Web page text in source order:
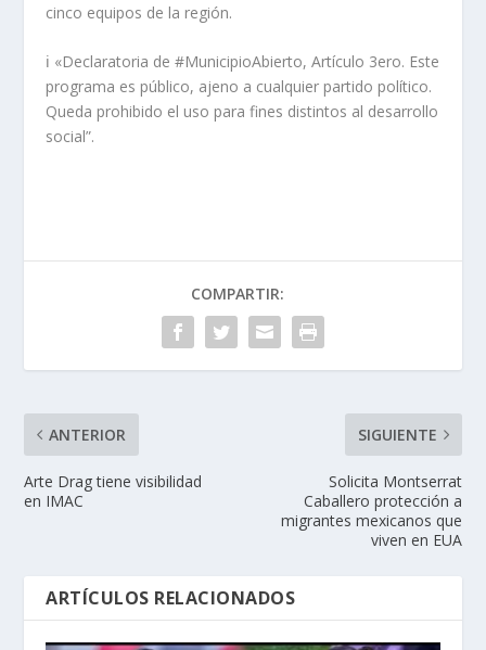
cinco equipos de la región.
ℹ️ «Declaratoria de #MunicipioAbierto, Artículo 3ero. Este
programa es público, ajeno a cualquier partido político.
Queda prohibido el uso para fines distintos al desarrollo
social”.
COMPARTIR:
ANTERIOR
Arte Drag tiene visibilidad
en IMAC
SIGUIENTE
Solicita Montserrat
Caballero protección a
migrantes mexicanos que
viven en EUA
ARTÍCULOS RELACIONADOS